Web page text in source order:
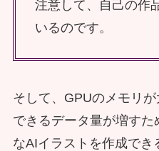
注意して、自己の作
いるのです。
そして、GPUのメモリ
できるデータ量が増す
なAIイラストを作成でき